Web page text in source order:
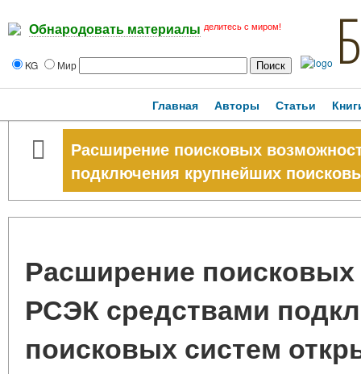
Обнародовать материалы делитесь с миром!
KG Мир
Главная Авторы Статьи
Расширение поисковых
подключения крупнейших
Расширение
РСЭК средствами
поисковых систем